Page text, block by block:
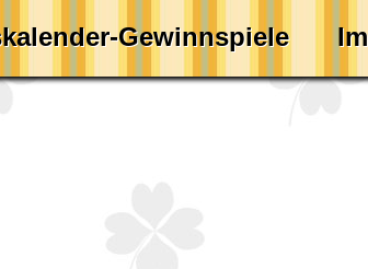
Gewinnspiele